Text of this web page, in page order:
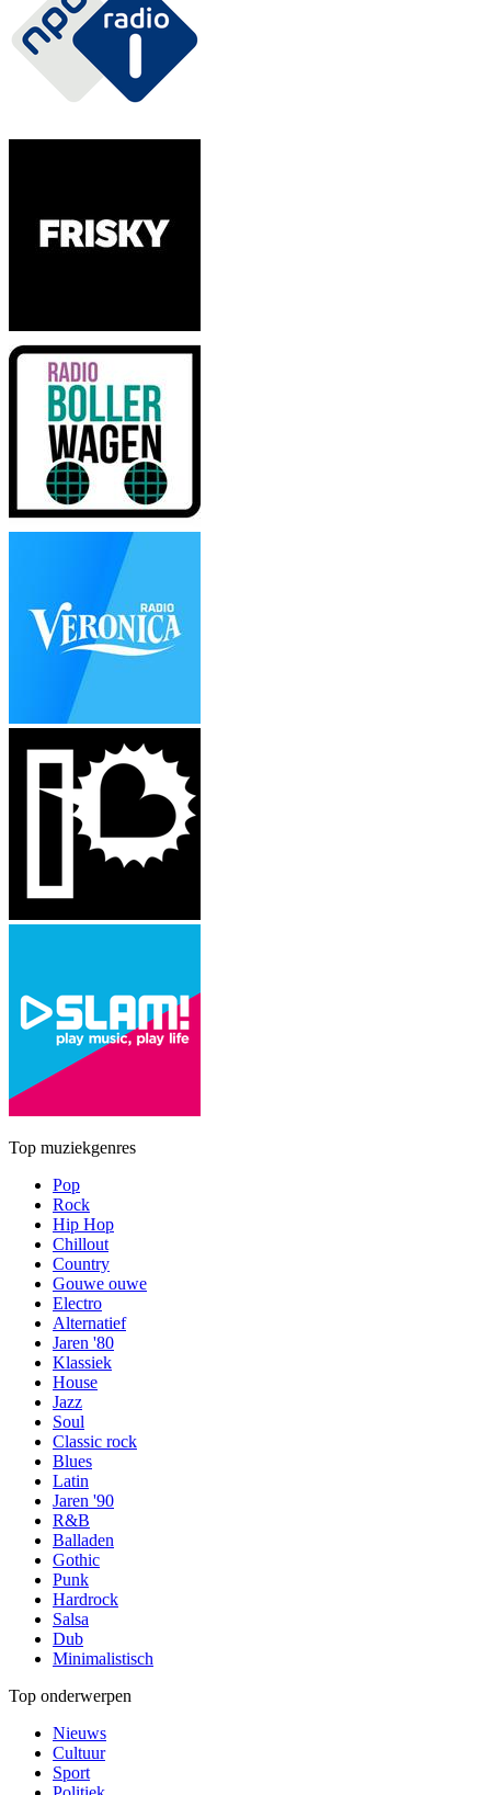
Top muziekgenres
Pop
Rock
Hip Hop
Chillout
Country
Gouwe ouwe
Electro
Alternatief
Jaren '80
Klassiek
House
Jazz
Soul
Classic rock
Blues
Latin
Jaren '90
R&B
Balladen
Gothic
Punk
Hardrock
Salsa
Dub
Minimalistisch
Top onderwerpen
Nieuws
Cultuur
Sport